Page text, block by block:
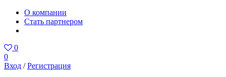
О компании
Стать партнером
0
0
Вход /Регистрация